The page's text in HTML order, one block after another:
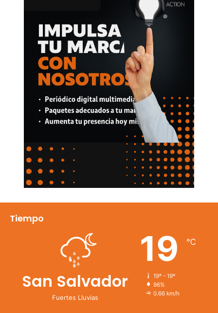
Tiempo
San Salvador
Fuertes Lluvias
19 ℃
19º - 19º
96%
0.66 km/h